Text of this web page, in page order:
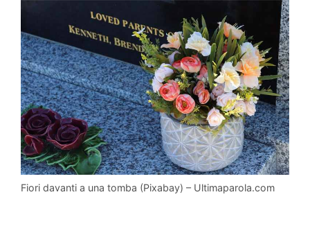
Fiori davanti a una tomba (Pixabay) – Ultimaparola.com